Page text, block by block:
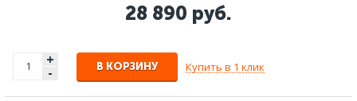
28 890 руб.
+
- В КОРЗИНУ Купить в 1 клик